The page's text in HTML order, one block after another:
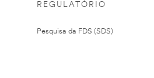
REGULATÓRIO
Pesquisa da FDS (SDS)